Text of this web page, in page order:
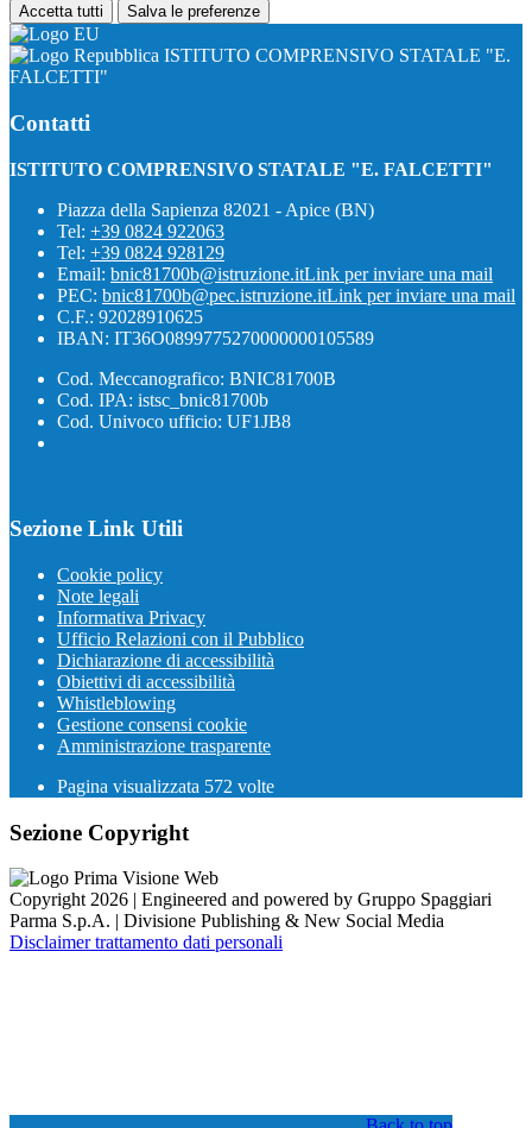
Accetta tutti Salva le preferenze
ISTITUTO COMPRENSIVO STATALE "E.
FALCETTI"
Contatti
ISTITUTO COMPRENSIVO STATALE "E. FALCETTI"
Piazza della Sapienza 82021 - Apice (BN)
Tel: +39 0824 922063
Tel: +39 0824 928129
Email: bnic81700b@istruzione.itLink per inviare una mail
PEC: bnic81700b@pec.istruzione.itLink per inviare una mail
C.F.: 92028910625
IBAN: IT36O0899775270000000105589
Cod. Meccanografico: BNIC81700B
Cod. IPA: istsc_bnic81700b
Cod. Univoco ufficio: UF1JB8
Sezione Link Utili
Cookie policy
Note legali
Informativa Privacy
Ufficio Relazioni con il Pubblico
Dichiarazione di accessibilità
Obiettivi di accessibilità
Whistleblowing
Gestione consensi cookie
Amministrazione trasparente
Pagina visualizzata 572 volte
Sezione Copyright
Copyright 2026 | Engineered and powered by Gruppo Spaggiari
Parma S.p.A. | Divisione Publishing & New Social Media
Disclaimer trattamento dati personali